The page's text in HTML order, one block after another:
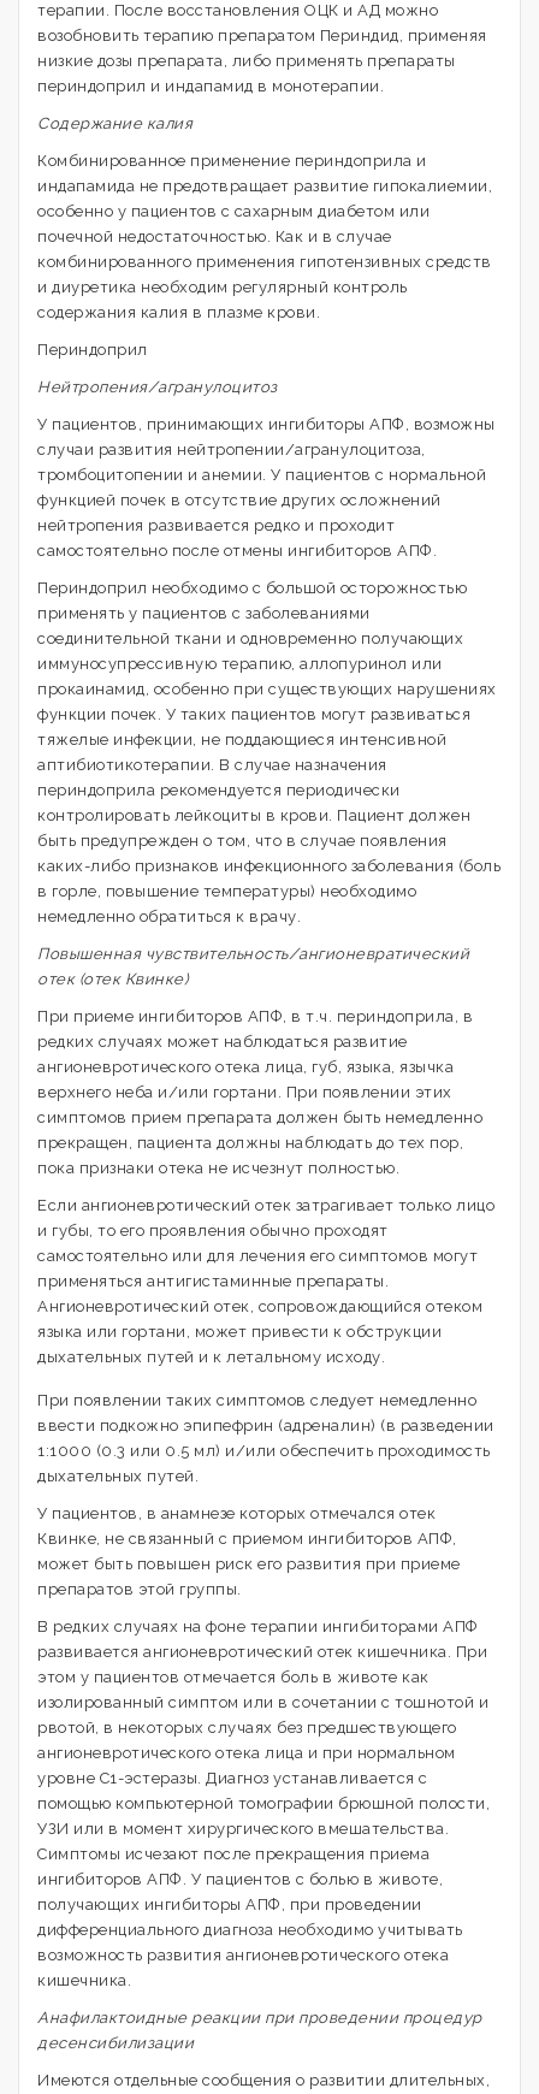
терапии. После восстановления ОЦК и АД можно
возобновить терапию препаратом Периндид, применяя
низкие дозы препарата, либо применять препараты
периндоприл и индапамид в монотерапии.
Содержание калия
Комбинированное применение периндоприла и
индапамида не предотвращает развитие гипокалиемии,
особенно у пациентов с сахарным диабетом или
почечной недостаточностью. Как и в случае
комбинированного применения гипотензивных средств
и диуретика необходим регулярный контроль
содержания калия в плазме крови.
Периндоприл
Нейтропения/агранулоцитоз
У пациентов, принимающих ингибиторы АПФ, возможны
случаи развития нейтропении/агранулоцитоза,
тромбоцитопении и анемии. У пациентов с нормальной
функцией почек в отсутствие других осложнений
нейтропения развивается редко и проходит
самостоятельно после отмены ингибиторов АПФ.
Периндоприл необходимо с большой осторожностью
применять у пациентов с заболеваниями
соединительной ткани и одновременно получающих
иммуносупрессивную терапию, аллопуринол или
прокаинамид, особенно при существующих нарушениях
функции почек. У таких пациентов могут развиваться
тяжелые инфекции, не поддающиеся интенсивной
аптибиотикотерапии. В случае назначения
периндоприла рекомендуется периодически
контролировать лейкоциты в крови. Пациент должен
быть предупрежден о том, что в случае появления
каких-либо признаков инфекционного заболевания (боль
в горле, повышение температуры) необходимо
немедленно обратиться к врачу.
Повышенная чувствительность/ангионевратический
отек (отек Квинке)
При приеме ингибиторов АПФ, в т.ч. периндоприла, в
редких случаях может наблюдаться развитие
ангионевротического отека лица, губ, языка, язычка
верхнего неба и/или гортани. При появлении этих
симптомов прием препарата должен быть немедленно
прекращен, пациента должны наблюдать до тех пор,
пока признаки отека не исчезнут полностью.
Если ангионевротический отек затрагивает только лицо
и губы, то его проявления обычно проходят
самостоятельно или для лечения его симптомов могут
применяться антигистаминные препараты.
Ангионевротический отек, сопровождающийся отеком
языка или гортани, может привести к обструкции
дыхательных путей и к летальному исходу.
При появлении таких симптомов следует немедленно
ввести подкожно эпипефрин (адреналин) (в разведении
1:1000 (0.3 или 0.5 мл) и/или обеспечить проходимость
дыхательных путей.
У пациентов, в анамнезе которых отмечался отек
Квинке, не связанный с приемом ингибиторов АПФ,
может быть повышен риск его развития при приеме
препаратов этой группы.
В редких случаях на фоне терапии ингибиторами АПФ
развивается ангионевротический отек кишечника. При
этом у пациентов отмечается боль в животе как
изолированный симптом или в сочетании с тошнотой и
рвотой, в некоторых случаях без предшествующего
ангионевротического отека лица и при нормальном
уровне С1-эстеразы. Диагноз устанавливается с
помощью компьютерной томографии брюшной полости,
УЗИ или в момент хирургического вмешательства.
Симптомы исчезают после прекращения приема
ингибиторов АПФ. У пациентов с болью в животе,
получающих ингибиторы АПФ, при проведении
дифференциального диагноза необходимо учитывать
возможность развития ангионевротического отека
кишечника.
Анафилактоидные реакции при проведении процедур
десенсибилизации
Имеются отдельные сообщения о развитии длительных,